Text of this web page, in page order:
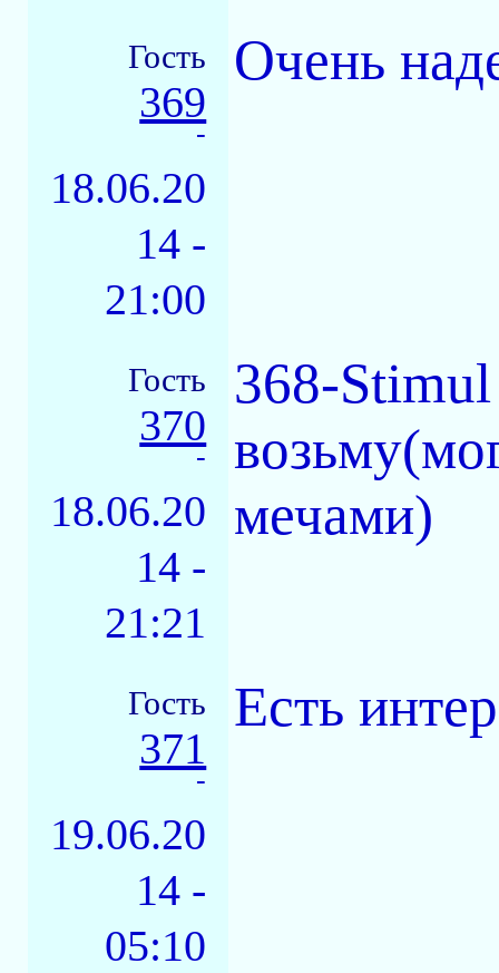
Гость
369
-
18.06.20
14 -
21:00
Очень
Гость
370
-
18.06.20
14 -
21:21
368-
мечами)
Гость
371
-
19.06.20
14 -
05:10
Есть